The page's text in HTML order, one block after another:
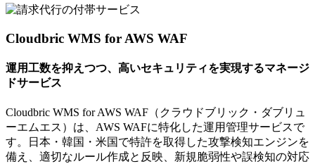
Cloudbric WMS for AWS WAF
運用工数を抑えつつ、高いセキュリティを実現するマネージ
ドサービス
Cloudbric WMS for AWS WAF（クラウドブリック・ダブリュ
ーエムエス）は、AWS WAFに特化した運用管理サービスで
す。日本・韓国・米国で特許を取得した攻撃検知エンジンを
備え、適切なルール作成と反映、新規脆弱性や誤検知の対応